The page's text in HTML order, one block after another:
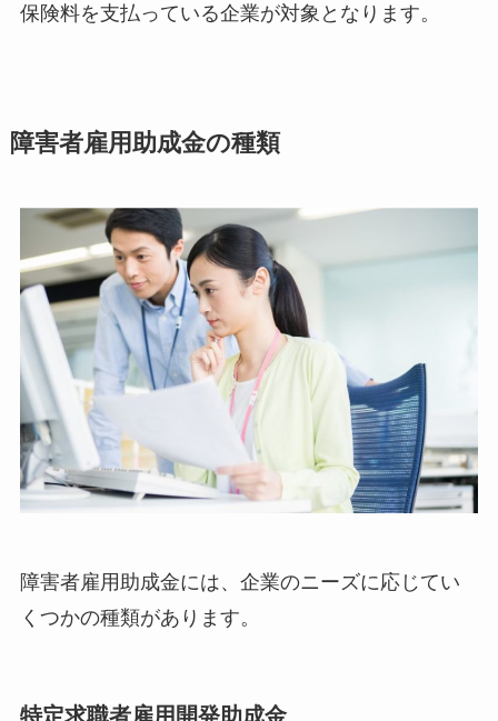
保険料を支払っている企業が対象となります。
障害者雇用助成金の種類
障害者雇用助成金には、企業のニーズに応じてい
くつかの種類があります。
特定求職者雇用開発助成金